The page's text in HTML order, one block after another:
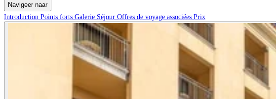
Navigeer naar
Introduction Points forts Galerie Séjour Offres de voyage associées Prix